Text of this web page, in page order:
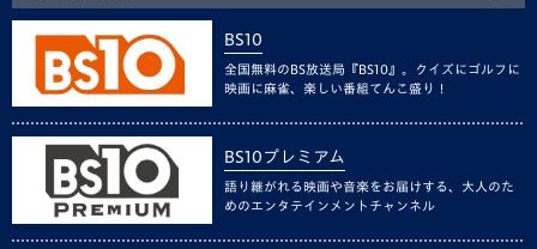
BS10
全国無料のBS放送局『BS10』。クイズにゴルフに
映画に麻雀、楽しい番組てんこ盛り！
BS10プレミアム
語り継がれる映画や音楽をお届けする、大人のた
めのエンタテインメントチャンネル